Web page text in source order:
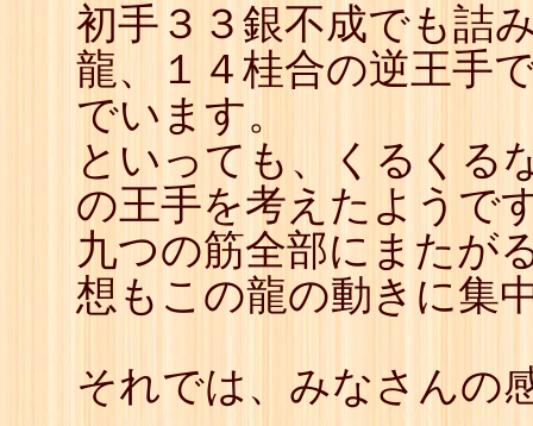
初手３３銀不成でも詰
龍、１４桂合の逆王手
でいます。
といっても、くるくる
の王手を考えたようで
九つの筋全部にまたが
想もこの龍の動きに集
それでは、みなさんの